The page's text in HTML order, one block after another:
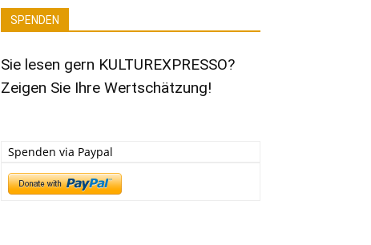
SPENDEN
Sie lesen gern KULTUREXPRESSO?
Zeigen Sie Ihre Wertschätzung!
Spenden via Paypal